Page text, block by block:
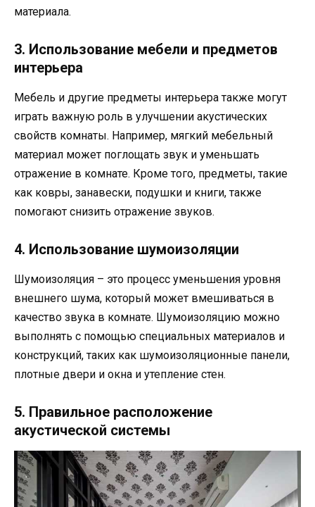
материала.
3. Использование мебели и предметов
интерьера
Мебель и другие предметы интерьера также могут
играть важную роль в улучшении акустических
свойств комнаты. Например, мягкий мебельный
материал может поглощать звук и уменьшать
отражение в комнате. Кроме того, предметы, такие
как ковры, занавески, подушки и книги, также
помогают снизить отражение звуков.
4. Использование шумоизоляции
Шумоизоляция – это процесс уменьшения уровня
внешнего шума, который может вмешиваться в
качество звука в комнате. Шумоизоляцию можно
выполнять с помощью специальных материалов и
конструкций, таких как шумоизоляционные панели,
плотные двери и окна и утепление стен.
5. Правильное расположение
акустической системы